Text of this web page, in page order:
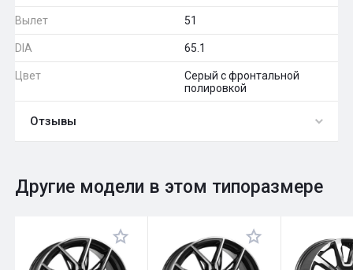
Вылет 51
DIA 65.1
Цвет
Серый с фронтальной
полировкой
Отзывы
Оставить отзыв
Общий рейтинг 0
Другие модели в этом типоразмере